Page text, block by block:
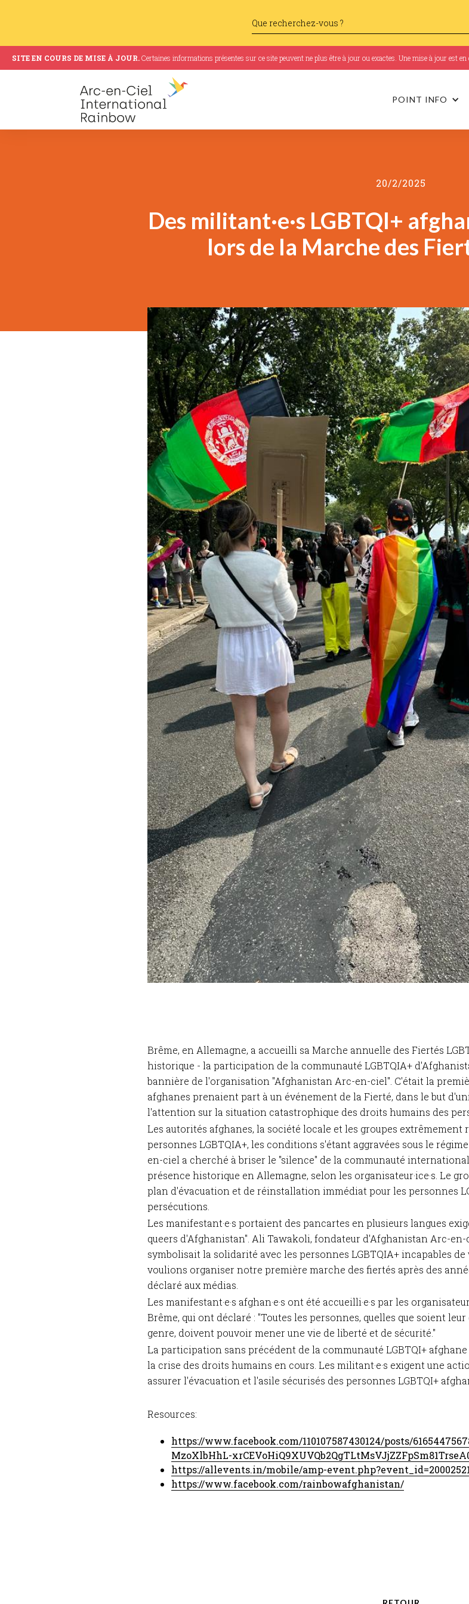
SITE EN COURS DE MISE À JOUR.Certaines informations présentes sur ce site peuvent ne plus être à jour ou exactes. Une mise à jour est
POINT INFO
20/2/2025
Des militant·e·s LGBTQI+
lors de la Marche des
Brême, en Allemagne, a accueilli sa Marche annuelle des Fiertés
historique - la participation de la communauté LGBTQIA+
bannière de l'organisation "Afghanistan Arc-en-ciel". C'était la
afghanes prenaient part à un événement de la Fierté, dans le but
l'attention sur la situation catastrophique des droits humains des
Les autorités afghanes, la société locale et les groupes
personnes LGBTQIA+, les conditions s'étant aggravées sous le
en-ciel a cherché à briser le "silence" de la communauté
présence historique en Allemagne, selon les organisateur·ice·s. Le
plan d'évacuation et de réinstallation immédiat pour les personnes
persécutions.
Les manifestant·e·s portaient des pancartes en plusieurs langues
queers d'Afghanistan". Ali Tawakoli, fondateur d'Afghanistan Arc-
symbolisait la solidarité avec les personnes LGBTQIA+ incapables
voulions organiser notre première marche des fiertés après des
déclaré aux médias.
Les manifestant·e·s afghan·e·s ont été accueilli·e·s par les
Brême, qui ont déclaré : "Toutes les personnes, quelles que soient
genre, doivent pouvoir mener une vie de liberté et de sécurité."
La participation sans précédent de la communauté LGBTQI+
la crise des droits humains en cours. Les militant·e·s exigent une
assurer l'évacuation et l'asile sécurisés des personnes LGBTQI+
Resources:
https://www.facebook.com/110107587430124/posts/
MzoXlbHhL-
https://allevents.in/mobile/amp-
https://www.facebook.com/rainbowafghanistan/